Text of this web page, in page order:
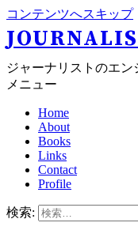
コンテンツへスキップ
ジャーナリストのエ
メニュー
Home
About
Books
Links
Contact
Profile
検索: